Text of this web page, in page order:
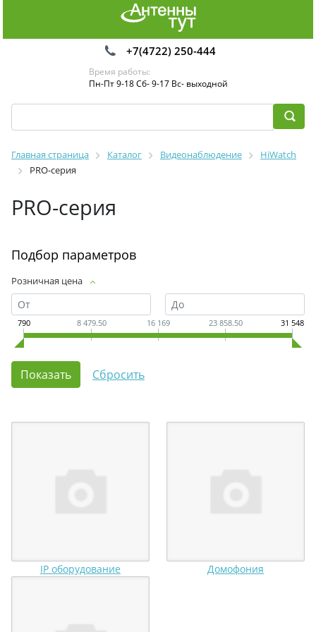
+7(4722) 250-444
Время работы:
Пн-Пт 9-18 Сб- 9-17 Вс- выходной
Главная страница Каталог Видеонаблюдение
HiWatch
PRO-серия
PRO-серия
Подбор параметров
Розничная цена
790 8 479.50 16 169 23 858.50 31 548
IP оборудование Домофония